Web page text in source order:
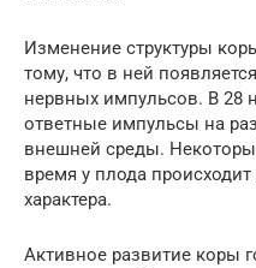
Изменение структуры
тому, что в ней
нервных импульсов. В 28
ответные импульсы на
внешней среды.
время у плода
характера.
Активное развитие коры